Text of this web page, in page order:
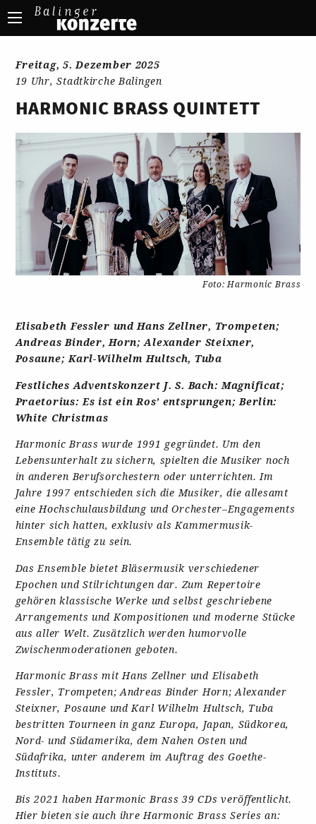
Freitag, 5. Dezember 2025
19 Uhr, Stadtkirche Balingen
HARMONIC BRASS QUINTETT
Foto: Harmonic Brass
Elisabeth Fessler und Hans Zellner, Trompeten;
Andreas Binder, Horn; Alexander Steixner,
Posaune; Karl-Wilhelm Hultsch, Tuba
Festliches Adventskonzert J. S. Bach: Magnificat;
Praetorius: Es ist ein Ros’ entsprungen; Berlin:
White Christmas
Harmonic Brass wurde 1991 gegründet. Um den
Lebensunterhalt zu sichern, spielten die Musiker noch
in anderen Berufsorchestern oder unterrichten. Im
Jahre 1997 entschieden sich die Musiker, die allesamt
eine Hochschulausbildung und Orchester–Engagements
hinter sich hatten, exklusiv als Kammermusik-
Ensemble tätig zu sein.
Das Ensemble bietet Bläsermusik verschiedener
Epochen und Stilrichtungen dar. Zum Repertoire
gehören klassische Werke und selbst geschriebene
Arrangements und Kompositionen und moderne Stücke
aus aller Welt. Zusätzlich werden humorvolle
Zwischenmoderationen geboten.
Harmonic Brass mit Hans Zellner und Elisabeth
Fessler, Trompeten; Andreas Binder Horn; Alexander
Steixner, Posaune und Karl Wilhelm Hultsch, Tuba
bestritten Tourneen in ganz Europa, Japan, Südkorea,
Nord- und Südamerika, dem Nahen Osten und
Südafrika, unter anderem im Auftrag des Goethe-
Instituts.
Bis 2021 haben Harmonic Brass 39 CDs veröffentlicht.
Hier bieten sie auch ihre Harmonic Brass Series an: